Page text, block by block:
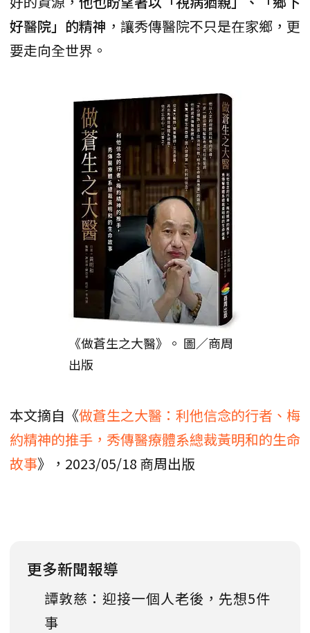
好醫院」的精神 ，讓秀傳醫院不只是在家鄉，更
要走向全世界。
《做蒼生之大醫》。 圖／商周
出版
本文摘自《做蒼生之大醫：利他信念的行者、梅
約精神的推手，秀傳醫療體系總裁黃明和的生命
故事》，2023/05/18 商周出版
更多新聞報導
譚敦慈：迎接一個人老後，先想5件
事